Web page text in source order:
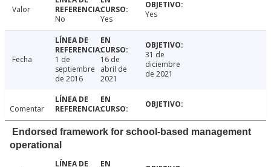
Valor
No
Yes Yes
Fecha
1 de
septiembre
de 2016
16 de
abril de
2021
31 de
diciembre
de 2021
Comentar
Endorsed framework for school-based management
operational